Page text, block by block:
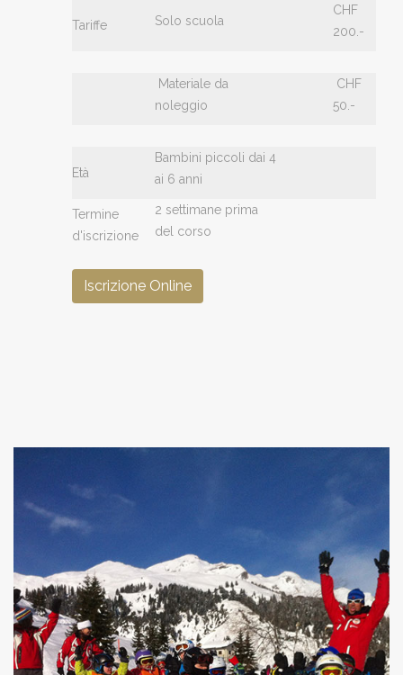
Tariffe Solo scuola
CHF
200.-
Materiale da
noleggio
CHF
50.-
Età
Bambini piccoli dai 4
ai 6 anni
Termine
d'iscrizione
2 settimane prima
del corso
Iscrizione Online